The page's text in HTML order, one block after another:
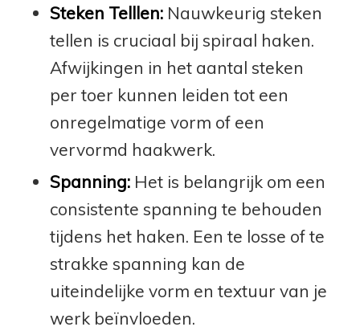
Steken Telllen:Nauwkeurig steken
tellen is cruciaal bij spiraal haken.
Afwijkingen in het aantal steken
per toer kunnen leiden tot een
onregelmatige vorm of een
vervormd haakwerk.
Spanning:Het is belangrijk om een
consistente spanning te behouden
tijdens het haken. Een te losse of te
strakke spanning kan de
uiteindelijke vorm en textuur van je
werk beïnvloeden.